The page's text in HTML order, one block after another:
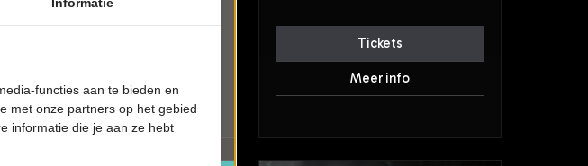
Meer info
Tickets
Meer info
functies aan te bieden en
met onze partners op het gebied
informatie die je aan ze hebt